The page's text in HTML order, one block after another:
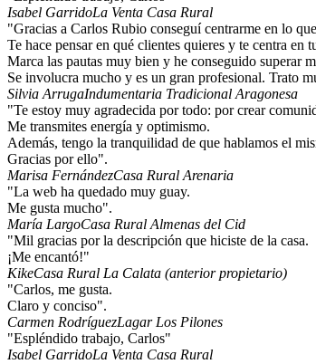
Isabel GarridoLa Venta Casa Rural
"Gracias a Carlos Rubio conseguí centrarme en lo
Te hace pensar en qué clientes quieres y te centra en
Marca las pautas muy bien y he conseguido superar
Se involucra mucho y es un gran profesional. Trato
Silvia ArrugaIndumentaria Tradicional Aragonesa
"Te estoy muy agradecida por todo: por crear
Me transmites energía y optimismo.
Además, tengo la tranquilidad de que hablamos el
Gracias por ello".
Marisa FernándezCasa Rural Arenaria
"La web ha quedado muy guay.
Me gusta mucho".
María LargoCasa Rural Almenas del Cid
"Mil gracias por la descripción que hiciste de la casa.
¡Me encantó!"
KikeCasa Rural La Calata (anterior propietario)
"Carlos, me gusta.
Claro y conciso".
Carmen RodríguezLagar Los Pilones
"Espléndido trabajo, Carlos"
Isabel GarridoLa Venta Casa Rural